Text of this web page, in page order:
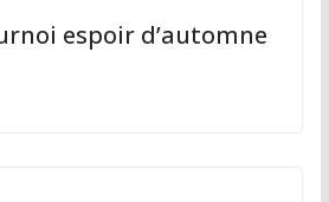
espoir d’automne